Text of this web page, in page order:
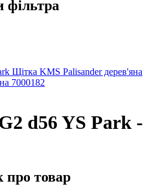
фільтра
Щітка KMS Palisander дерев'яна
7000182
d56 YS Park -
про товар